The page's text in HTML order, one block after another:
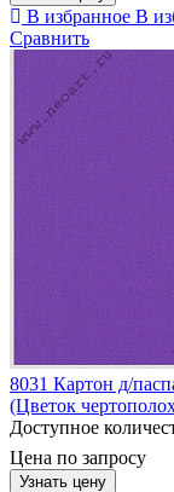
В избранное В
Сравнить
8031 Картон д/
(Цветок
Доступное
Цена по запросу
Узнать цену